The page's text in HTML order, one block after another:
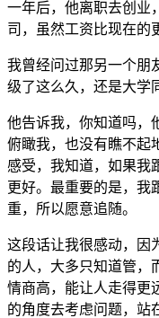
一年后，他离职去创业
司，虽然工资比现在的
我曾经问过那另一个朋
级了这么久，还是大学
他告诉我，你知道吗，
俯瞰我，也没有瞧不起
感受，我知道，如果我
更好。最重要的是，我
重，所以愿意追随。
这段话让我很感动，因
的人，大多只知道管，
情商高，能让人走得更
的角度去考虑问题，站